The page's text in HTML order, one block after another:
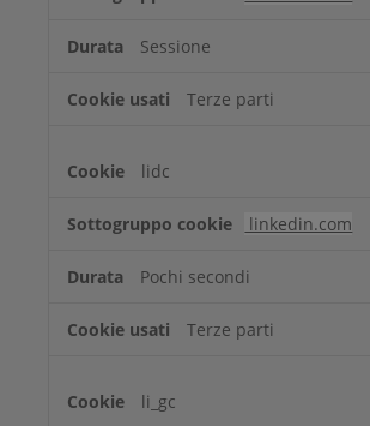
Sessione
Terze parti
lidc
linkedin.com
Pochi secondi
Terze parti
li_gc